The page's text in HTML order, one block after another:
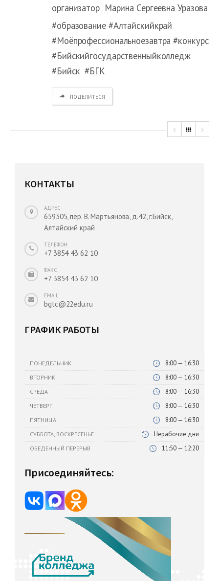
организатор Марина Сергеевна Уразова
#образование #Алтайскийкрай
#Моёпрофессиональноезавтра #конкурс
#Бийскийгосударственныйколледж
#Бийск #БГК
ПОДЕЛИТЬСЯ
КОНТАКТЫ
АДРЕС
659305, пер. В. Мартьянова, д.42, г.Бийск,
Алтайский край
ТЕЛЕФОН
+7 3854 43 62 10
ФАКС
+7 3854 43 62 10
EMAIL
bgtc@22edu.ru
ГРАФИК РАБОТЫ
ПОНЕДЕЛЬНИК 8:00 — 16:30
ВТОРНИК 8:00 — 16:30
СРЕДА 8:00 — 16:30
ЧЕТВЕРГ 8:00 — 16:30
ПЯТНИЦА 8:00 — 16:30
СУББОТА, ВОСКРЕСЕНЬЕ Нерабочие дни
ОБЕДЕННЫЙ ПЕРЕРЫВ 11:50 — 12:20
Присоединяйтесь: